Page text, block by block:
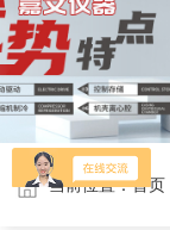
当前位置：首页